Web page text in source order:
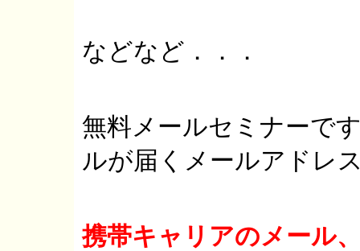
などなど．．．
無料メールセミナーで
ルが届くメールアドレ
携帯キャリアのメール